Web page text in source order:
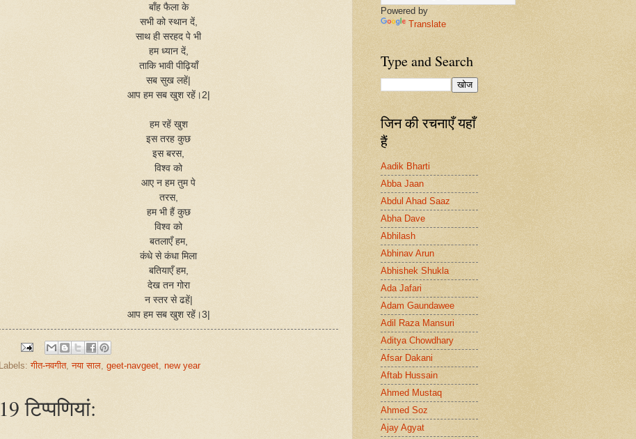
बाँह फैला के
सभी को स्थान दें,
साथ ही सरहद पे भी
हम ध्यान दें,
ताकि भावी पीढ़ियाँ
सब सुख लहें|
आप हम सब खुश रहें।2|
हम रहें खुश
इस तरह कुछ
इस बरस,
विश्व को
आए न हम तुम पे
तरस,
हम भी हैं कुछ
विश्व को
बतलाएँ हम,
कंधे से कंधा मिला
बतियाएँ हम,
देख तन गोरा
न स्तर से ढहें|
आप हम सब खुश रहें।3|
Labels:गीत-नवगीत,नया साल geet-navgeet new year
19 टिप्‍पणियां:
Powered by
Translate
Type and Search
जिन की रचनाएँ यहाँ
हैं
Aadik Bharti
Abba Jaan
Abdul Ahad Saaz
Abha Dave
Abhilash
Abhinav Arun
Abhishek Shukla
Ada Jafari
Adam Gaundawee
Adil Raza Mansuri
Aditya Chowdhary
Afsar Dakani
Aftab Hussain
Ahmed Mustaq
Ahmed Soz
Ajay Agyat